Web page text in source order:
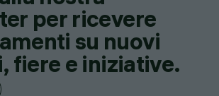
per ricevere
su nuovi
fiere e iniziative.